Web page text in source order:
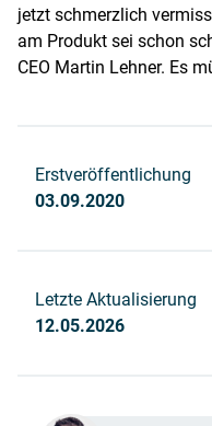
jetzt schmerzlich
am Produkt sei schon
CEO Martin Lehner. Es
Erstveröffentlichung
03.09.2020
Letzte Aktualisierung
12.05.2026